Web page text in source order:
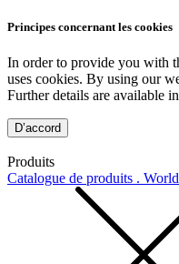
Principes concernant les cookies
In order to provide you with
uses cookies. By using our
Further details are available
D’accord
Produits
Catalogue de produits .